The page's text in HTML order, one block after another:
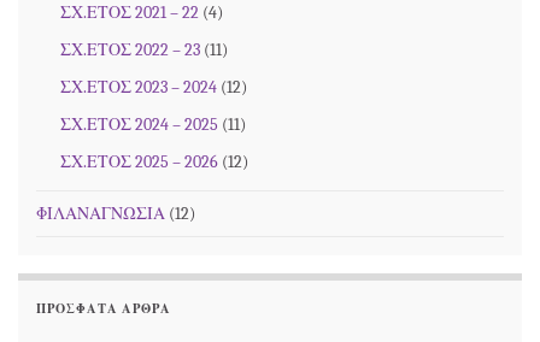
ΣΧ.ΕΤΟΣ 2021 – 22 (4)
ΣΧ.ΕΤΟΣ 2022 – 23 (11)
ΣΧ.ΕΤΟΣ 2023 – 2024 (12)
ΣΧ.ΕΤΟΣ 2024 – 2025 (11)
ΣΧ.ΕΤΟΣ 2025 – 2026 (12)
ΦΙΛΑΝΑΓΝΩΣΙΑ (12)
ΠΡΌΣΦΑΤΑ ΆΡΘΡΑ